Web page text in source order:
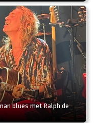
blues met Ralph de